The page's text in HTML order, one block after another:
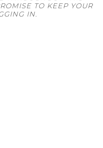
TO KEEP YOUR
IN.